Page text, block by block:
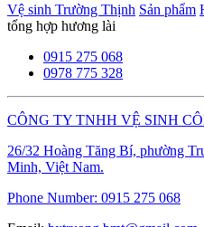
Vệ sinh Trường Thịnh Sản phẩm
tổng hợp hương lài
0915 275 068
0978 775 328
CÔNG TY TNHH VỆ SINH
26/32 Hoàng Tăng Bí, phường
Minh, Việt Nam.
Phone Number: 0915 275 068